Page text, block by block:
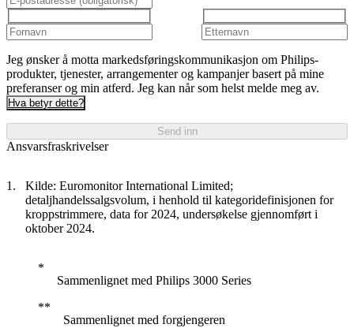
Jeg ønsker å motta markedsføringskommunikasjon om Philips-
produkter, tjenester, arrangementer og kampanjer basert på mine
preferanser og min atferd. Jeg kan når som helst melde meg av.
Hva betyr dette?
Send inn
Ansvarsfraskrivelser
Kilde: Euromonitor International Limited;
detaljhandelssalgsvolum, i henhold til kategoridefinisjonen for
kroppstrimmere, data for 2024, undersøkelse gjennomført i
oktober 2024.
Sammenlignet med Philips 3000 Series
Sammenlignet med forgjengeren